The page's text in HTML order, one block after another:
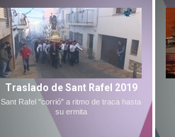
Traslado de Sant Rafel 2019
Sant Rafel "corrió" a ritmo de traca hasta
su ermita